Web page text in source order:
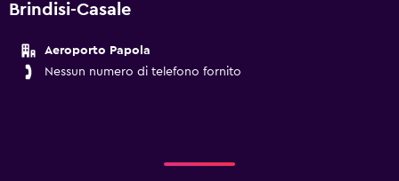
Brindisi-Casale
Aeroporto Papola
Nessun numero di telefono fornito